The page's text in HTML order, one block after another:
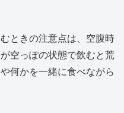
ときの注意点は、空腹時
空っぽの状態で飲むと荒
何かを一緒に食べながら